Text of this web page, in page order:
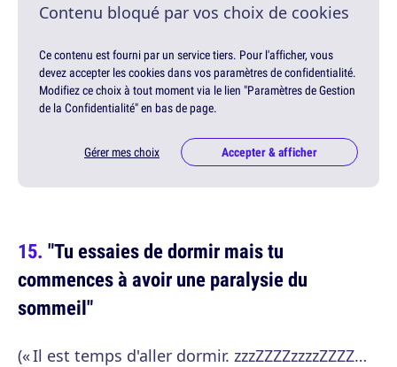
Contenu bloqué par vos choix de cookies
Ce contenu est fourni par un service tiers. Pour l'afficher, vous
devez accepter les cookies dans vos paramètres de confidentialité.
Modifiez ce choix à tout moment via le lien "Paramètres de Gestion
de la Confidentialité" en bas de page.
Gérer mes choix Accepter & afficher
"Tu essaies de dormir mais tu
commences à avoir une paralysie du
sommeil"
(« Il est temps d'aller dormir. zzzZZZZzzzzZZZZ…